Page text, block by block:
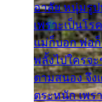
อาลัย หนุ่มรูป
เพราะเป็นโร
แม่ก็บอก พ่อก็
พลั้งไปใครจ
ตามสนอง จึง
ตระหนัก เพร